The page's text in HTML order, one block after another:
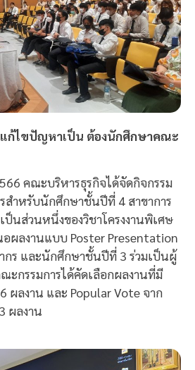
ก้ไขปัญหาเป็น ต้องนักศึกษาคณะ
คณะบริหารธุรกิจได้จัดกิจกรรม
สำหรับนักศึกษาชั้นปีที่ 4 สาขาการ
ป็นส่วนหนึ่งของวิชาโครงงานพิเศษ
ผลงานแบบ Poster Presentation
กร และนักศึกษาชั้นปีที่ 3 ร่วมเป็นผู้
ะกรรมการได้คัดเลือกผลงานที่มี
ผลงาน และ Popular Vote จาก
ผลงาน